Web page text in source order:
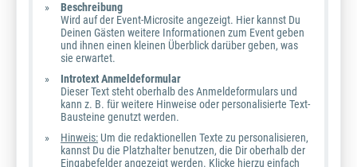
Beschreibung
Wird auf der Event-Microsite angezeigt. Hier kannst Du
Deinen Gästen weitere Informationen zum Event geben
und ihnen einen kleinen Überblick darüber geben, was
sie erwartet.
Introtext Anmeldeformular
Dieser Text steht oberhalb des Anmeldeformulars und
kann z. B. für weitere Hinweise oder personalisierte Text-
Bausteine genutzt werden.
Hinweis: Um die redaktionellen Texte zu personalisieren,
kannst Du die Platzhalter benutzen, die Dir oberhalb der
Eingabefelder angezeigt werden. Klicke hierzu einfach